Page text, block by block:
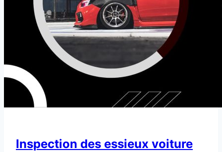
Inspection des essieux voiture